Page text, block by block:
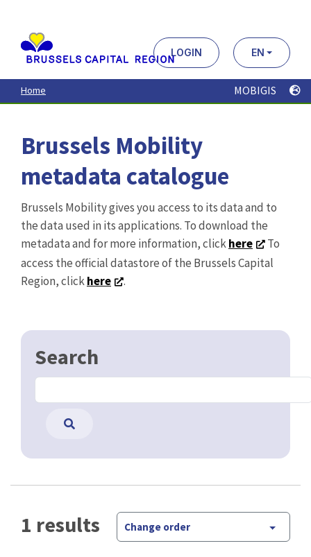
contenu
principal
LOGIN EN
Home MOBIGIS
Brussels Mobility
metadata catalogue
Brussels Mobility gives you access to its data and to
the data used in its applications. To download the
metadata and for more information, clickhere
To
access the official datastore of the Brussels Capital
Region, clickhere .
Search
1 results Change order